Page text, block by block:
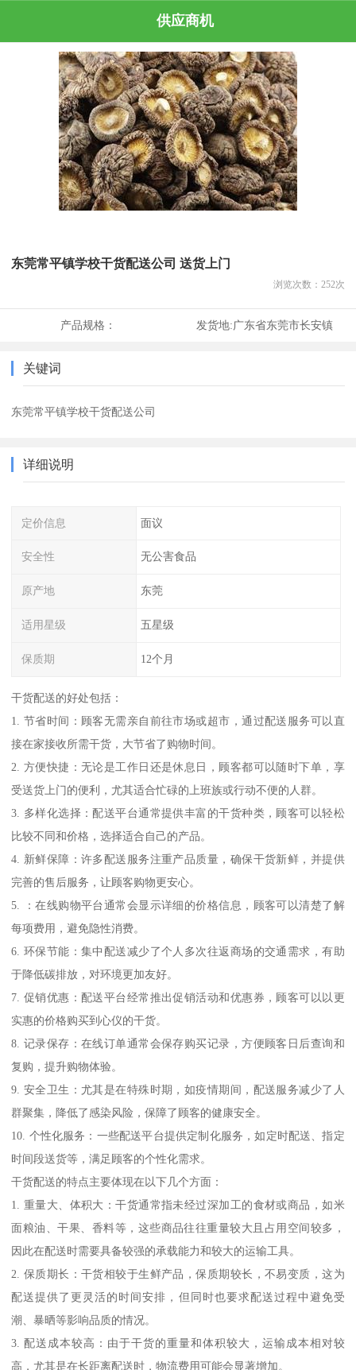
供应商机
东莞常平镇学校干货配送公司 送货上门
浏览次数： 252次
产品规格： 发货地:广东省东莞市长安镇
关键词
东莞常平镇学校干货配送公司
详细说明
定价信息 面议
安全性 无公害食品
原产地 东莞
适用星级 五星级
保质期 12个月
干货配送的好处包括：
1. 节省时间：顾客无需亲自前往市场或超市，通过配送服务可以直
接在家接收所需干货，大节省了购物时间。
2. 方便快捷：无论是工作日还是休息日，顾客都可以随时下单，享
受送货上门的便利，尤其适合忙碌的上班族或行动不便的人群。
3. 多样化选择：配送平台通常提供丰富的干货种类，顾客可以轻松
比较不同和价格，选择适合自己的产品。
4. 新鲜保障：许多配送服务注重产品质量，确保干货新鲜，并提供
完善的售后服务，让顾客购物更安心。
5. ：在线购物平台通常会显示详细的价格信息，顾客可以清楚了解
每项费用，避免隐性消费。
6. 环保节能：集中配送减少了个人多次往返商场的交通需求，有助
于降低碳排放，对环境更加友好。
7. 促销优惠：配送平台经常推出促销活动和优惠券，顾客可以以更
实惠的价格购买到心仪的干货。
8. 记录保存：在线订单通常会保存购买记录，方便顾客日后查询和
复购，提升购物体验。
9. 安全卫生：尤其是在特殊时期，如疫情期间，配送服务减少了人
群聚集，降低了感染风险，保障了顾客的健康安全。
10. 个性化服务：一些配送平台提供定制化服务，如定时配送、指定
时间段送货等，满足顾客的个性化需求。
干货配送的特点主要体现在以下几个方面：
1. 重量大、体积大：干货通常指未经过深加工的食材或商品，如米
面粮油、干果、香料等，这些商品往往重量较大且占用空间较多，
因此在配送时需要具备较强的承载能力和较大的运输工具。
2. 保质期长：干货相较于生鲜产品，保质期较长，不易变质，这为
配送提供了更灵活的时间安排，但同时也要求配送过程中避免受
潮、暴晒等影响品质的情况。
3. 配送成本较高：由于干货的重量和体积较大，运输成本相对较
高，尤其是在长距离配送时，物流费用可能会显著增加。